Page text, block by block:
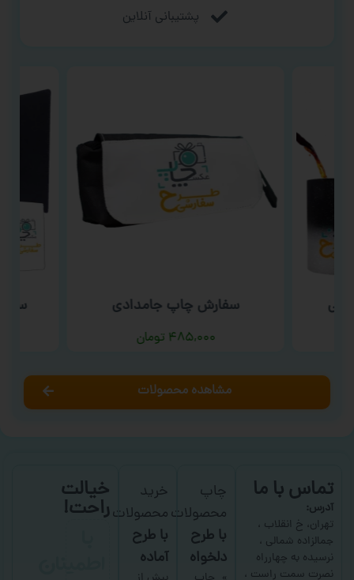
پشتیبانی آنلاین
سفارش چاپ جامدادی
۴۸۵,۰۰۰ تومان
مشاهده محصولات
تماس با ما
آدرس:
تهران، خ انقلاب ،
جمالزاده شمالی ،
نرسیده به چهارراه
نصرت سمت راست ،
چاپ
محصولات
با طرح
دلخواه
خرید
محصولات
با طرح
آماده
خیالت
راحت!